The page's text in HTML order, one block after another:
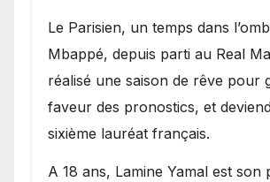
Le Parisien, un temps dans
Mbappé, depuis parti au Real
réalisé une saison de rêve pour
faveur des pronostics, et
sixième lauréat français.
A 18 ans, Lamine Yamal est son